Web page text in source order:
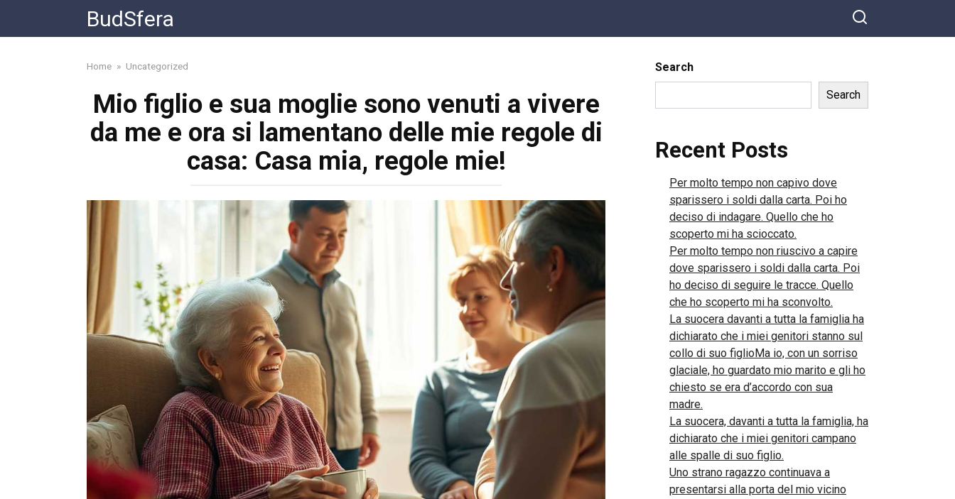
content
BudSfera
Home » Uncategorized
Mio figlio e sua moglie sono venuti a vivere
da me e ora si lamentano delle mie regole di
casa: Casa mia, regole mie!
Search
Search
Recent Posts
Per molto tempo non capivo dove
sparissero i soldi dalla carta. Poi ho
deciso di indagare. Quello che ho
scoperto mi ha scioccato.
Per molto tempo non riuscivo a capire
dove sparissero i soldi dalla carta. Poi
ho deciso di seguire le tracce. Quello
che ho scoperto mi ha sconvolto.
La suocera davanti a tutta la famiglia ha
dichiarato che i miei genitori stanno sul
collo di suo figlioMa io, con un sorriso
glaciale, ho guardato mio marito e gli ho
chiesto se era d’accordo con sua
madre.
La suocera, davanti a tutta la famiglia, ha
dichiarato che i miei genitori campano
alle spalle di suo figlio.
Uno strano ragazzo continuava a
presentarsi alla porta del mio vicino